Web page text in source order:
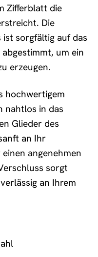
Zifferblatt die
Die
sorgfältig auf das
um ein
erzeugen.
hochwertigem
nahtlos in das
Glieder des
an Ihr
angenehmen
sorgt
an Ihrem